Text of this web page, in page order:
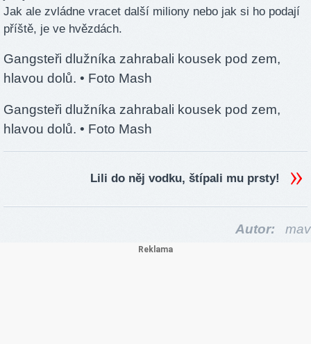
Jak ale zvládne vracet další miliony nebo jak si ho podají
příště, je ve hvězdách.
Gangsteři dlužníka zahrabali kousek pod zem,
hlavou dolů. • Foto Mash
Gangsteři dlužníka zahrabali kousek pod zem,
hlavou dolů. • Foto Mash
Lili do něj vodku, štípali mu prsty!
Autor: mav